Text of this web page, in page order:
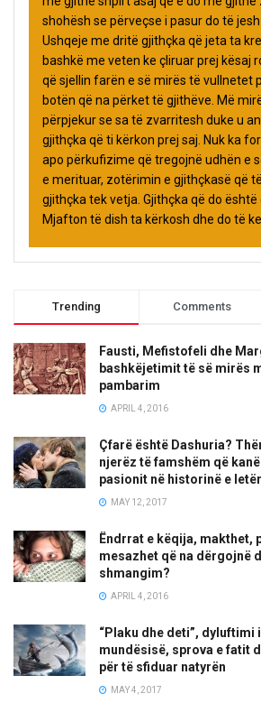
shohësh se përveçse i pasur do të
Ushqeje me dritë gjithçka që jeta ta
bashkë me veten ke çliruar prej kësaj
që sjellin farën e së mirës të vullnetet
botën që na përket të gjithëve. Më
përpjekur se sa të zvarritesh duke u
gjithçka që ti kërkon prej saj. Nuk ka
apo përkufizime që tregojnë udhën e
e merituar, zotërimin e gjithçkasë që
gjithçka tek vetja. Gjithçka që do është
Mjafton të dish ta kërkosh dhe do të
Trending Comments
Fausti, Mefistofeli dhe
bashkëjetimit të së mirës
pambarim
APRIL 4, 2016
Çfarë është Dashuria?
njerëz të famshëm që
pasionit në historinë e
MAY 12, 2017
Ëndrrat e këqija, makthet,
mesazhet që na dërgojnë
shmangim?
APRIL 4, 2016
“Plaku dhe deti”, dyluftimi
mundësisë, sprova e fatit
për të sfiduar natyrën
MAY 4, 2017